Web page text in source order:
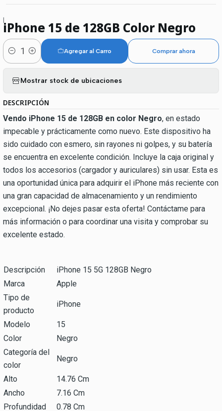
|iPhone 15 de 128GB Color Negro
Cantidad
Agregar al Carro Comprar ahora
Mostrar stock de ubicaciones
DESCRIPCIÓN
Vendo iPhone 15 de 128GB en color Negro, en estado
impecable y prácticamente como nuevo. Este dispositivo ha
sido cuidado con esmero, sin rayones ni golpes, y su batería
se encuentra en excelente condición. Incluye la caja original y
todos los accesorios (cargador y auriculares) sin usar. Esta es
una oportunidad única para adquirir el iPhone más reciente con
una gran capacidad de almacenamiento y un rendimiento
excepcional. ¡No dejes pasar esta oferta! Contáctame para
más información o para coordinar una visita y comprobar su
excelente estado.
Descripción
iPhone 15 5G 128GB Negro
Marca
Apple
Tipo de
producto
iPhone
Modelo
15
Color
Negro
Categoría del
color
Negro
Alto
14.76 Cm
Ancho
7.16 Cm
Profundidad
0.78 Cm